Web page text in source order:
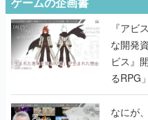
『アビ
な開発
ビス』
るRPG
書】
なにが